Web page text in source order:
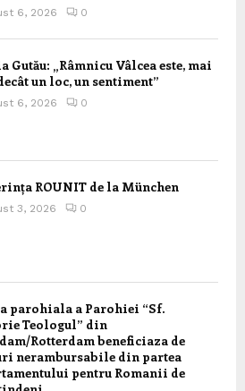
6, 2026 0
Gutău: „Râmnicu Vâlcea este, mai
un loc, un sentiment”
6, 2026 0
ROUNIT de la München
3, 2026 0
parohiala a Parohiei “Sf.
Teologul” din
Rotterdam beneficiaza de
nerambursabile din partea
pentru Romanii de